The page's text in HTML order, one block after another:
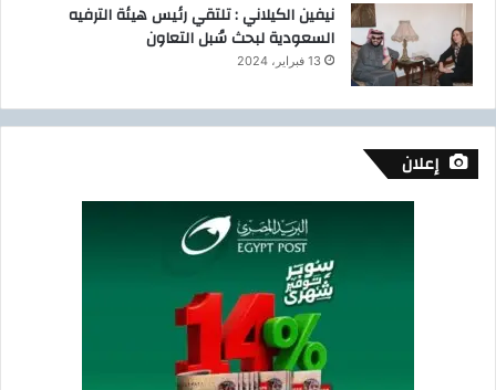
نيفين الكيلاني : تلتقي رئيس هيئة الترفيه
السعودية لبحث سُبل التعاون
13 فبراير، 2024
إعلان